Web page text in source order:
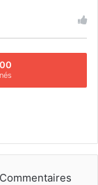
Commentaires